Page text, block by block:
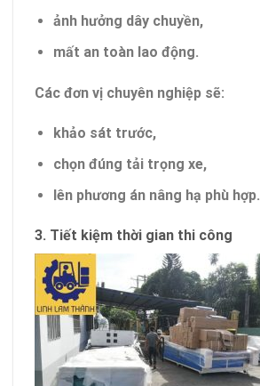
ảnh hưởng dây chuyền,
mất an toàn lao động.
Các đơn vị chuyên nghiệp sẽ:
khảo sát trước,
chọn đúng tải trọng xe,
lên phương án nâng hạ phù hợp.
3. Tiết kiệm thời gian thi công